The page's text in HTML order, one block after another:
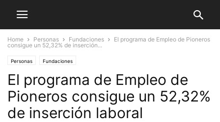
Home Personas Fundaciones
El programa de Empleo de Pioneros
consigue un 52,32% de inserción...
Personas Fundaciones
El programa de Empleo de
Pioneros consigue un 52,32%
de inserción laboral